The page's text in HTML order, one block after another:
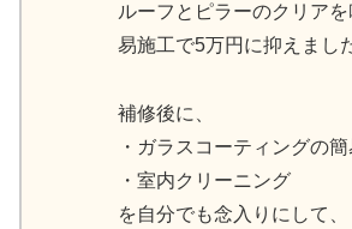
ルーフとピラーのクリア
易施工で5万円に抑えまし
補修後に、
・ガラスコーティングの
・室内クリーニング
を自分でも念入りにして、